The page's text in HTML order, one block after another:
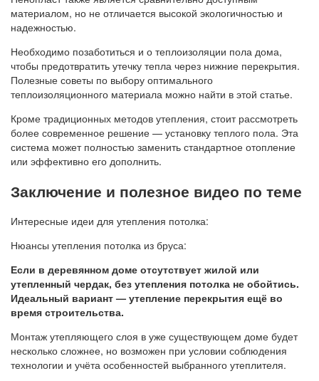
материалом, но не отличается высокой экологичностью и
надежностью.
Необходимо позаботиться и о теплоизоляции пола дома,
чтобы предотвратить утечку тепла через нижние перекрытия.
Полезные советы по выбору оптимального
теплоизоляционного материала можно найти в этой статье.
Кроме традиционных методов утепления, стоит рассмотреть
более современное решение — установку теплого пола. Эта
система может полностью заменить стандартное отопление
или эффективно его дополнить.
Заключение и полезное видео по теме
Интересные идеи для утепления потолка:
Нюансы утепления потолка из бруса:
Если в деревянном доме отсутствует жилой или
утепленный чердак, без утепления потолка не обойтись.
Идеальный вариант — утепление перекрытия ещё во
время строительства.
Монтаж утепляющего слоя в уже существующем доме будет
несколько сложнее, но возможен при условии соблюдения
технологии и учёта особенностей выбранного утеплителя.